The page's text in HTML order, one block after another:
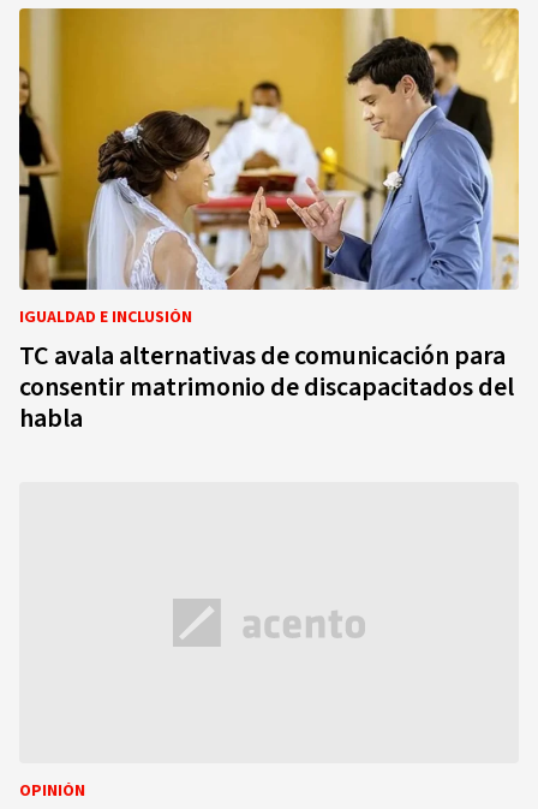
IGUALDAD E INCLUSIÓN
TC avala alternativas de comunicación para
consentir matrimonio de discapacitados del
habla
OPINIÓN